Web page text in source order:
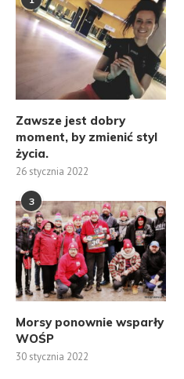
Zawsze jest dobry
moment, by zmienić styl
życia.
26 stycznia 2022
3
Morsy ponownie wsparły
WOŚP
30 stycznia 2022